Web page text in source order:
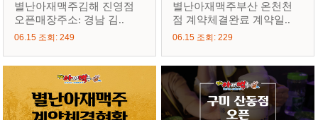
별난아재맥주김해 진영점
오픈매장주소: 경남 김..
06.15 조회: 249
별난아재맥주부산 온천천
점 계약체결완료 계약일..
06.15 조회: 229